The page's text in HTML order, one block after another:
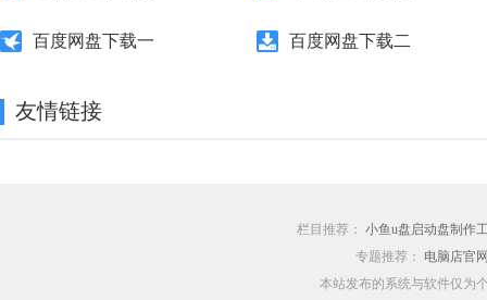
百度网盘下载一 百度网盘下载二
友情链接
栏目推荐： 小鱼u盘启动盘制作
专题推荐： 电脑店官
本站发布的系统与软件仅为